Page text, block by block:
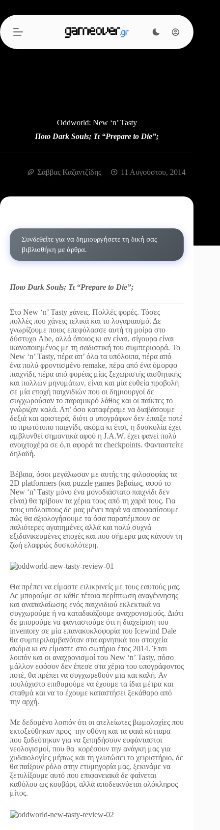
περιεχόμενο
Oddworld: New ‘n’ Tasty
Ποιο Dark Souls; Τι “Prepare to Die”;
Σάββας Καζαντζίδης 11 Αυγούστου, 2014
Συνδεθείτε για να δημιουργήσετε τη δική σας
βιβλιοθήκη με άρθρα.
Ποιο Dark Souls; Τι “Prepare to Die”;
Στο New ‘n’ Tasty χάνεις. Πολλές φορές. Τόσες
πολλές που χάνεις τελικά και το λογαριασμό. Δε
γνωρίζουμε ποιος επεφύλασσε αυτή τη μοίρα στο
δύστυχο Abe, αλλά όποιος κι αν είναι, σίγουρα είναι
ικανοποιημένος με τη σαδιστική του συμπεριφορά. Το
New ‘n’ Tasty, πέρα απ’ όλα τα υπόλοιπα, πέρα από
ένα πολύ φροντισμένο remake, πέρα από ένα όμορφο
παιχνίδι, πέρα από φορέας μίας ξεχωριστής αισθητικής
και πολλών μηνυμάτων, είναι και μία ευθεία προβολή
σε μία εποχή παιχνιδιών που οι δημιουργοί δε
συγχωρούσαν το παραμικρό λάθος και οι παίκτες το
γνώριζαν καλά. Απ’ όσο καταφέραμε να διαβάσουμε
δεξιά και αριστερά, διότι ο υπογράφων δεν έπαιξε ποτέ
το πρωτότυπο παιχνίδι, ακόμα κι έτσι, η δυσκολία έχει
αμβλυνθεί σημαντικά αφού η J.A.W. έχει φανεί πολύ
ανοιχτοχέρα σε ό,τι αφορά τα checkpoints. Φανταστείτε
δηλαδή.
Βέβαια, όσοι μεγάλωσαν με αυτής της φιλοσοφίας τα
2D platformers (και puzzle games βεβαίως, αφού το
New ‘n’ Tasty μόνο ένα μονοδιάστατο παιχνίδι δεν
είναι) θα τρίβουν τα χέρια τους από τη χαρά τους. Για
τους υπόλοιπους δε μας μένει παρά να αποφασίσουμε
πώς θα αξιολογήσουμε τα όσα παραπέμπουν σε
παλιότερες αγαπημένες αλλά και πολύ συχνά
εξιδανικευμένες εποχές και που σήμερα μας κάνουν τη
ζωή ελαφρώς δυσκολότερη.
Θα πρέπει να είμαστε ειλικρινείς με τους εαυτούς μας.
Δε μπορούμε σε κάθε τέτοια περίπτωση αναγέννησης
και αναπαλαίωσης ενός παιχνιδιού εκλεκτικά να
συγχωρούμε ή να καταδικάζουμε αναχρονισμούς. Διότι
δε μπορούμε να φανταστούμε ότι η διαχείριση του
inventory σε μία επανακυκλοφορία του Icewind Dale
θα συμπεριλαμβανόταν στα αρνητικά του στοιχεία
ακόμα κι αν είμαστε στο σωτήριο έτος 2014. Έτσι
λοιπόν και οι αναχρονισμοί του New ‘n’ Tasty, πόσο
μάλλον εφόσον δεν έπεσε στα χέρια του υπογράφοντος
ποτέ, θα πρέπει να συγχωρεθούν μια και καλή. Αν
τουλάχιστο επιθυμούμε να έχουμε τα ίδια μέτρα και
σταθμά και να το έχουμε καταστήσει ξεκάθαρο από
την αρχή.
Με δεδομένο λοιπόν ότι οι ατελείωτες βωμολοχίες που
εκτοξεύθηκαν προς την οθόνη και τα φαιά κύτταρα
που ξοδεύτηκαν για να ξεπηδήσουν ευφάνταστοι
νεολογισμοί, που θα κορέσουν την ανάγκη μας για
χυδαιολογίες μήπως και τη γλυτώσει το χειριστήριο, δε
θα παίξουν ρόλο στην ετυμηγορία μας, ξεκινάμε να
ξετυλίξουμε αυτό που επιφανειακά δε φαίνεται
καθόλου ως κουβάρι, αλλά αποδεικνύεται ολόκληρος
μίτος.